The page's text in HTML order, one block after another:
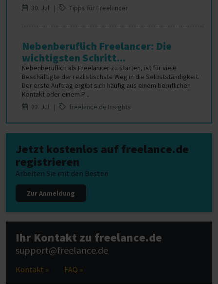
30. Jul |
Tipps für Freelancer
Nebenberuflich Freelancer: Die
wichtigsten Schritt...
Nebenberuflich als Freelancer zu starten, ist für viele
Beschäftigte der realistischste Weg in die Selbstständigkeit.
Der erste Auftrag ergibt sich häufig aus einem beruflichen
Kontakt oder einem P...
22. Jul |
freelance.de Insights
Jetzt kostenlos auf freelance.de
registrieren
Arbeiten Sie mit den Besten
Zur Anmeldung
Ihr Kontakt zu freelance.de
support@freelance.de
Kontakt » FAQ »